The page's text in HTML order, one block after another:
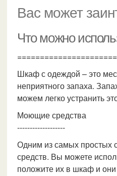
Вас может
Что можно
Шкаф с одеждой – это
неприятного запаха.
можем легко устранить
Моющие средства
-------------------
Одним из самых простых
средств. Вы можете
положите их в шкаф и они